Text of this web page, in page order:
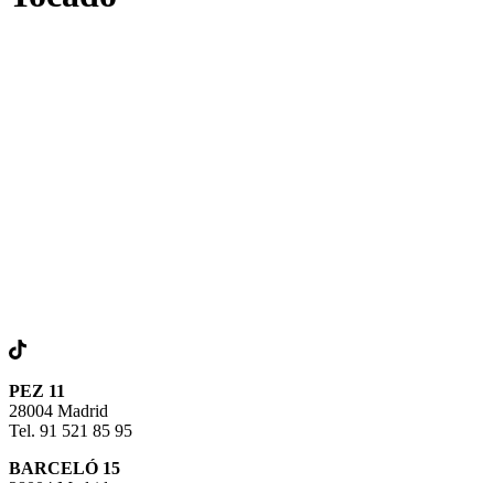
PEZ 11
28004 Madrid
Tel. 91 521 85 95
BARCELÓ 15